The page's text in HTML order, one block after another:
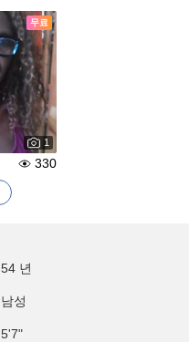
무료
1
330
54 년
남성
5'7"